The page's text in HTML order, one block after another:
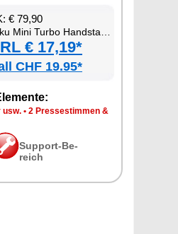
€ 79,90
Tur­bo Hand­s­taub­sau­ger & -Ge­blä­se
€ 17,19*
CHF 19.95*
usw. • 2 Pres­se­stim­men &
Sup­port-Be­
reich